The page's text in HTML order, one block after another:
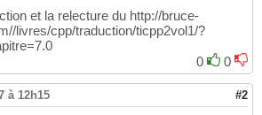
et la relecture du http://bruce-
livres/cpp/traduction/ticpp2vol1/?
0
0
à 12h15 #2